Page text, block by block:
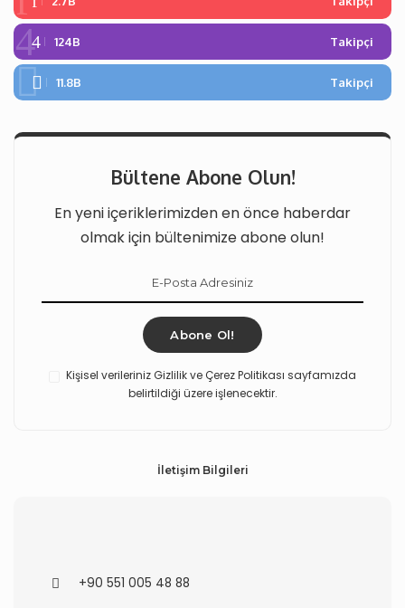
124B Takipçi
11.8B Takipçi
Bültene Abone Olun!
En yeni içeriklerimizden en önce haberdar
olmak için bültenimize abone olun!
Abone Ol!
Kişisel verileriniz Gizlilik ve Çerez Politikası sayfamızda
belirtildiği üzere işlenecektir.
İletişim Bilgileri
+90 551 005 48 88